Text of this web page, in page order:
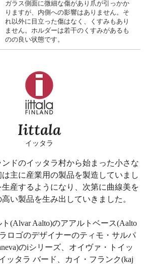
ガラス側面に微細な傷があり爪が引っかか
りますが、内側への影響はありません。そ
れ以外に目立った傷はなく、くすみもあり
ません。ホルダーは若干のくすみがあるも
のの良い状態です。
Iittala
イッタラ
ンドのイッタラ村から始まった小さな
主に産業用の製品を製造していまし
産するようになり、次第に曲線美を
い製品を生み出していきました。
(Alvar Aalto)のアアルトベース(Aalto
ロゴのデザイナーのティモ・サルパ
のiシリーズ、オイヴァ・トイッ
ッタラ バード、カイ・フランク(kaj